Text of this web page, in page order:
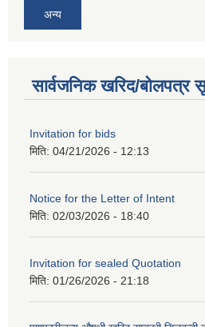
अन्य
सार्वजनिक खरिद/बोलपत्र
Invitation for bids
मिति: 04/21/2026 - 12:13
Notice for the Letter of Intent
मिति: 02/03/2026 - 18:40
Invitation for sealed Quotation
मिति: 01/26/2026 - 21:18